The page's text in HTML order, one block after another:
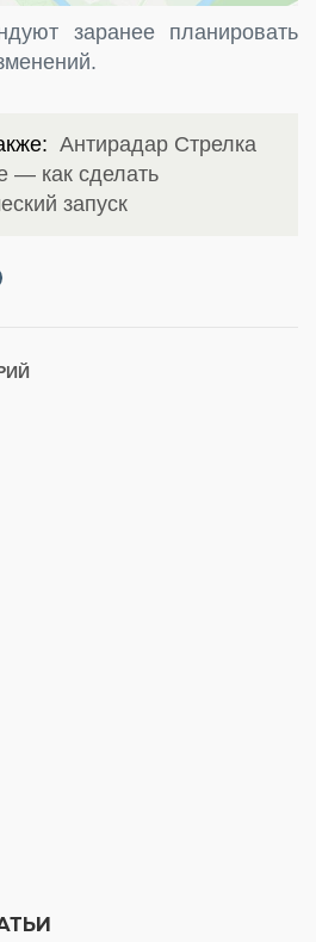
заранее планировать
Антирадар Стрелка
— как сделать
запуск